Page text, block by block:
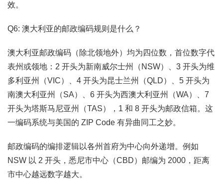
效。
Q6: 澳大利亚的邮政编码规则是什么？
澳大利亚邮政编码（除北领地外）均为四位数，首位数字代
表州或领地：2 开头为新南威尔士州（NSW）、3 开头为维
多利亚州（VIC）、4 开头为昆士兰州（QLD）、5 开头为
南澳大利亚州（SA）、6 开头为西澳大利亚州（WA）、7
开头为塔斯马尼亚州（TAS），1 和 8 开头为邮政信箱。这
一编码系统与美国的 ZIP Code 有异曲同工之妙。
邮政编码的编排逻辑以各州首府为中心向外递增。例如
NSW 以 2 开头，悉尼市中心（CBD）邮编为 2000，距离
市中心越远数字越大。